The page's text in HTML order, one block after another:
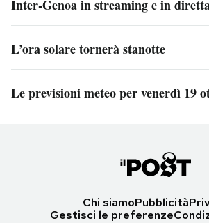
Inter-Genoa in streaming e in
L’ora solare tornerà stanotte
Le previsioni meteo per venerdì 19
Chi siamoPubblicità
Gestisci le preferenze